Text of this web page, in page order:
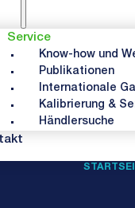
Service
Know-how und
Publikationen
Internationale
Kalibrierung &
Händlersuche